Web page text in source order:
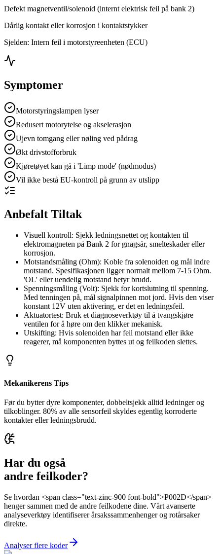
Defekt magnetventil/solenoid (internt elektrisk feil på bank 2)
Dårlig kontakt eller korrosjon i kontaktstykker
Sjelden: Intern feil i motorstyreenheten (ECU)
Symptomer
Motorstyringslampen lyser
Redusert motorytelse og akselerasjon
Ujevn tomgang eller nøling ved pådrag
Økt drivstofforbruk
Kjøretøyet kan gå i 'Limp mode' (nødmodus)
Vil ikke bestå EU-kontroll på grunn av utslipp
Anbefalt Tiltak
Visuell kontroll: Sjekk ledningsnettet og kontakten til
elektromagneten på Bank 2 for gnagsår, smelteskader eller
korrosjon.
Motstandsmåling (Ohm): Koble fra solenoiden og mål indre
motstand. Spesifikasjonen ligger normalt mellom 7-15 Ohm.
'OL' eller uendelig motstand betyr brudd.
Spenningsmåling (Volt): Sjekk for kortslutning til spenning.
Med tenningen på, mål signalpinnen mot jord. Hvis den viser
konstant 12V uten aktivering, er det en ledningsfeil.
Aktuatortest: Bruk et diagnoseverktøy til å tvangskjøre
ventilen for å høre om den klikker mekanisk.
Utskifting: Hvis solenoiden har feil motstand eller ikke
reagerer, må komponenten byttes ut og feilkoden slettes.
Mekanikerens Tips
Før du bytter dyre komponenter, dobbeltsjekk alltid ledninger og
tilkoblinger. 80% av alle sensorfeil skyldes egentlig korroderte
kontakter eller ledningsbrudd.
Har du også
andre feilkoder?
Se hvordan <span class="text-zinc-900 font-bold">P002D</span>
henger sammen med de andre feilkodene dine. Vårt avanserte
analyseverktøy identifiserer årsakssammenhenger og rotårsaker
direkte.
Analyser flere koder